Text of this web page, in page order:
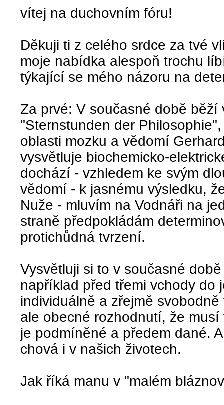
vítej na duchovním fóru!
Děkuji ti z celého srdce za tvé
moje nabídka alespoň trochu
týkající se mého názoru na
Za prvé: V současné době
"Sternstunden der
oblasti mozku a vědomí
vysvětluje biochemicko-
dochází - vzhledem ke svým
vědomí - k jasnému výsledku,
Nuže - mluvím na Vodnáři na
straně předpokládám
protichůdná tvrzení.
Vysvětluji si to v současné
například před třemi vchody do
individuálně a zřejmě
ale obecné rozhodnutí, že
je podmíněné a předem dané.
chová i v našich životech.
Jak říká manu v "malém